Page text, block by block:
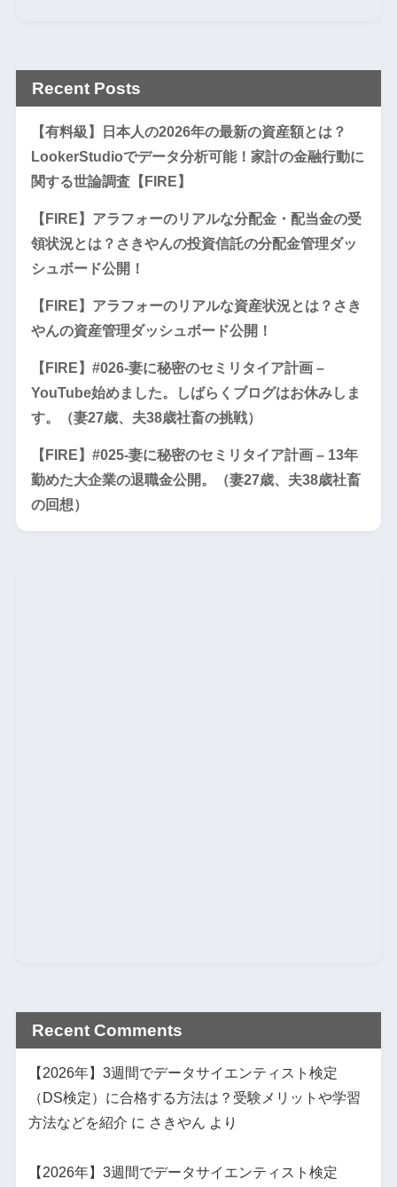
Recent Posts
【有料級】日本人の2026年の最新の資産額とは？
LookerStudioでデータ分析可能！家計の金融行動に
関する世論調査【FIRE】
【FIRE】アラフォーのリアルな分配金・配当金の受
領状況とは？さきやんの投資信託の分配金管理ダッ
シュボード公開！
【FIRE】アラフォーのリアルな資産状況とは？さき
やんの資産管理ダッシュボード公開！
【FIRE】#026-妻に秘密のセミリタイア計画 –
YouTube始めました。しばらくブログはお休みしま
す。（妻27歳、夫38歳社畜の挑戦）
【FIRE】#025-妻に秘密のセミリタイア計画 – 13年
勤めた大企業の退職金公開。（妻27歳、夫38歳社畜
の回想）
Recent Comments
【2026年】3週間でデータサイエンティスト検定
（DS検定）に合格する方法は？受験メリットや学習
方法などを紹介 に さきやん より
【2026年】3週間でデータサイエンティスト検定